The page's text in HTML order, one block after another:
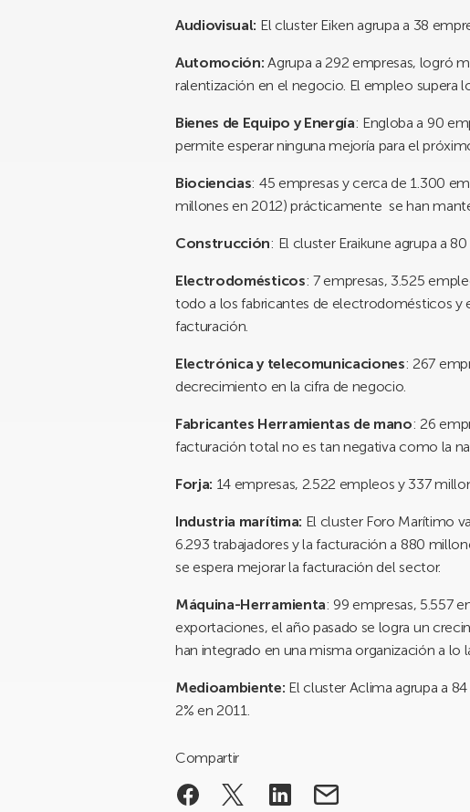
Audiovisual: El cluster Eiken agrupa a 38
Automoción: Agrupa a 292 empresas, logró
ralentización en el negocio. El empleo supera
Bienes de Equipo y Energía: Engloba a 90
permite esperar ninguna mejoría para el
Biociencias: 45 empresas y cerca de 1.300
millones en 2012) prácticamente se han
Construcción: El cluster Eraikune agrupa a
Electrodomésticos: 7 empresas, 3.525
todo a los fabricantes de electrodomésticos y
facturación.
Electrónica y telecomunicaciones: 267
decrecimiento en la cifra de negocio.
Fabricantes Herramientas de mano: 26
facturación total no es tan negativa como la
Forja: 14 empresas, 2.522 empleos y 337
Industria marítima: El cluster Foro Marítimo
6.293 trabajadores y la facturación a 880
se espera mejorar la facturación del sector.
Máquina-Herramienta: 99 empresas, 5.557
exportaciones, el año pasado se logra un
han integrado en una misma organización a lo
Medioambiente: El cluster Aclima agrupa a
2% en 2011.
Compartir